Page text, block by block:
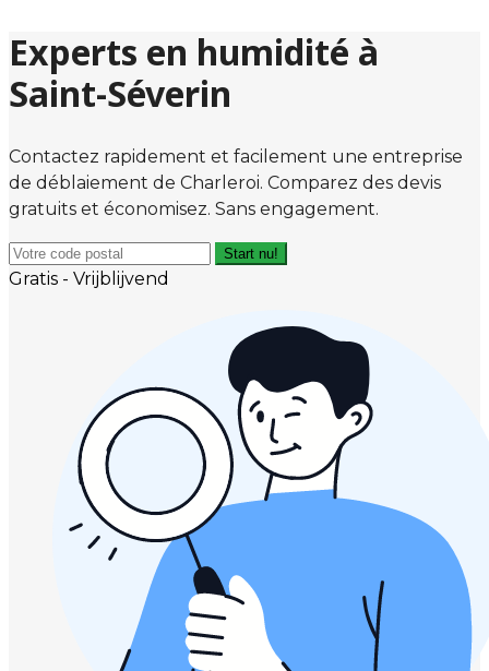
Experts en humidité à
Saint-Séverin
Contactez rapidement et facilement une entreprise
de déblaiement de Charleroi. Comparez des devis
gratuits et économisez. Sans engagement.
Start nu!
Gratis - Vrijblijvend